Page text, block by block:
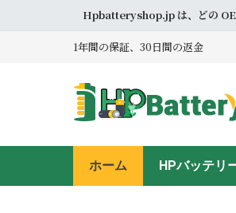
Hpbatteryshop.jp は、どの
1年間の保証、30日間の返金
ホーム HPバッテリ